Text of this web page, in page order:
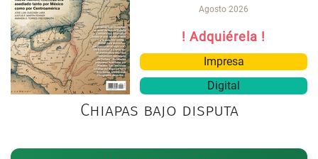
Agosto 2026
! Adquiérela !
Impresa
Digital
Chiapas bajo disputa